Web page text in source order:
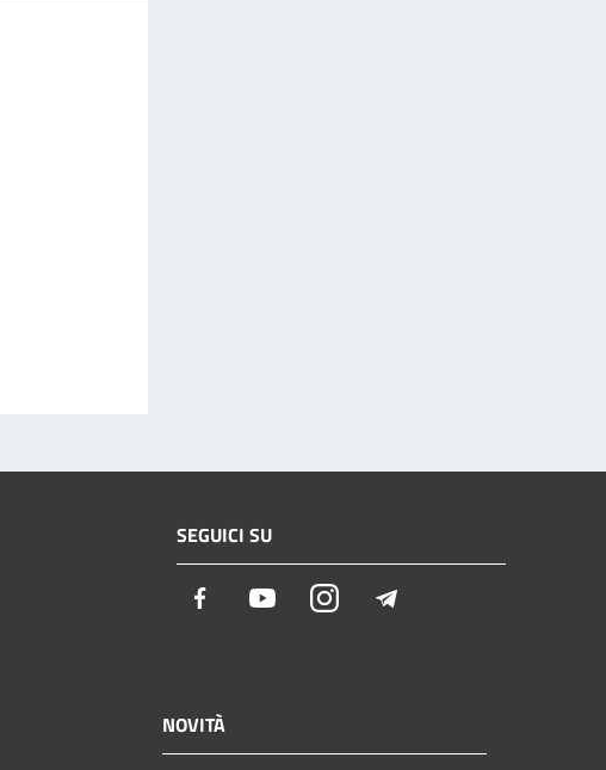
SEGUICI SU
Facebook YoutubeInstagram
NOVITÀ